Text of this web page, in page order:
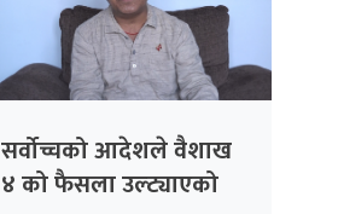
सर्वोच्चको आदेशले वैशाख
४ को फैसला उल्ट्याएको